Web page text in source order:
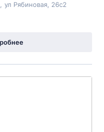
ул Рябиновая , 26с2